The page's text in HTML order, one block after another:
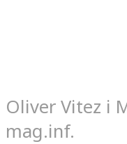
Oliver Vitez i
mag.inf.